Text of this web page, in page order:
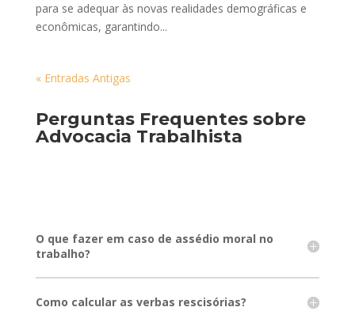
para se adequar às novas realidades demográficas e
econômicas, garantindo...
« Entradas Antigas
Perguntas Frequentes sobre
Advocacia Trabalhista
O que fazer em caso de assédio moral no
trabalho?
Como calcular as verbas rescisórias?